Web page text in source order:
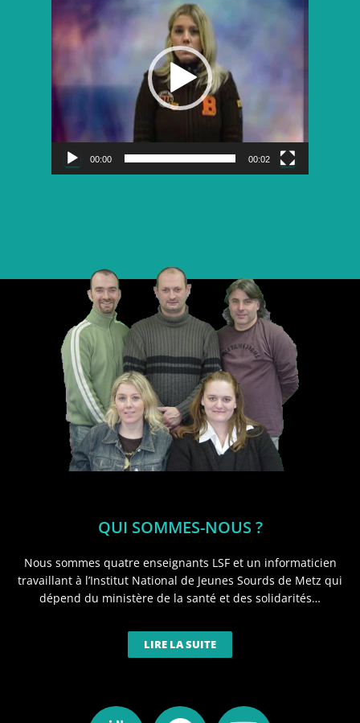
vidéo
00:00 00:02
QUI SOMMES-NOUS ?
Nous sommes quatre enseignants LSF et un informaticien
travaillant à l’Institut National de Jeunes Sourds de Metz qui
dépend du ministère de la santé et des solidarités…
LIRE LA SUITE